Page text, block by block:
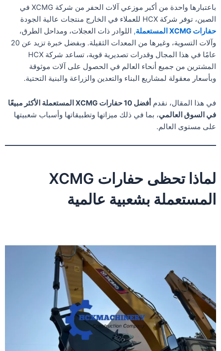
باعتبارها واحدة من أكبر موزعي آلات الحفر من شركة XCMG في
الصين، توفر شركة HCX للعملاء في الخارج منتجات عالية الجودة
حفارات XCMG المستعملة
, اللوادر ذات العجلات، ومداحل الطرق،
وآلات التسوية، وغيرها من المعدات الثقيلة. وبفضل خبرة تزيد عن 20
عامًا في هذا المجال وقدرات تصديرية قوية، تساعد شركة HCX
المشترين من جميع أنحاء العالم في الحصول على آلات موثوقة
وبأسعار معقولة لمشاريع البناء والتعدين والزراعة والبنية التحتية.
في هذا المقال، نقدم
أفضل 10 حفارات XCMG المستعملة الأكثر مبيعًا
في السوق العالمي، بما في ذلك ميزاتها وتطبيقاتها وأسباب شعبيتها
على مستوى العالم.
لماذا تحظى حفارات XCMG
المستعملة بشعبية عالمية